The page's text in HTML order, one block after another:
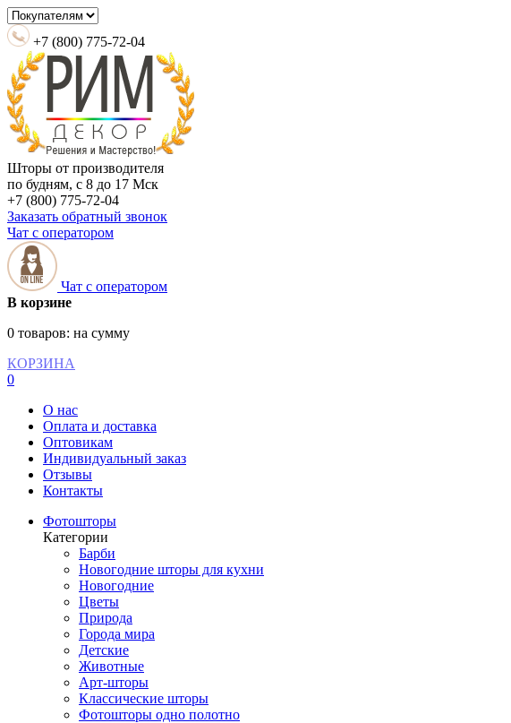
+7 (800) 775-72-04
Шторы от производителя
по будням, с 8 до 17 Мск
+7 (800) 775-72-04
Заказать обратный звонок
Чат с оператором
Чат с оператором
В корзине
0 товаров: на сумму
КОРЗИНА
0
О нас
Оплата и доставка
Оптовикам
Индивидуальный заказ
Отзывы
Контакты
Фотошторы
Категории
Барби
Новогодние шторы для кухни
Новогодние
Цветы
Природа
Города мира
Детские
Животные
Арт-шторы
Классические шторы
Фотошторы одно полотно